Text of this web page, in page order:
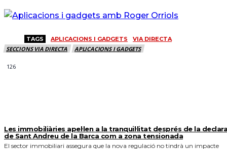
TAGS APLICACIONS I GADGETS VIA DIRECTA
SECCIONS VIA DIRECTA APLICACIONS I GADGETS
126
Les immobiliàries apel·len a la tranquil·litat després de la
de Sant Andreu de la Barca com a zona tensionada
El sector immobiliari assegura que la nova regulació no tindrà un impacte